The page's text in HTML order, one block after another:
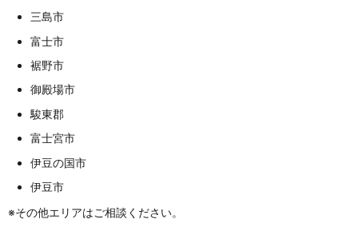
三島市
富士市
裾野市
御殿場市
駿東郡
富士宮市
伊豆の国市
伊豆市
※その他エリアはご相談ください。